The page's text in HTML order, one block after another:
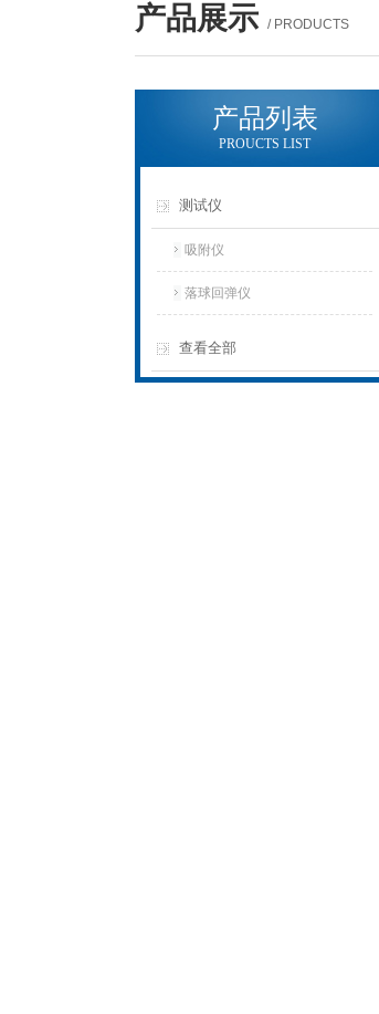
产品展示 / PRODUCTS
产品列表
PROUCTS LIST
测试仪
吸附仪
落球回弹仪
查看全部